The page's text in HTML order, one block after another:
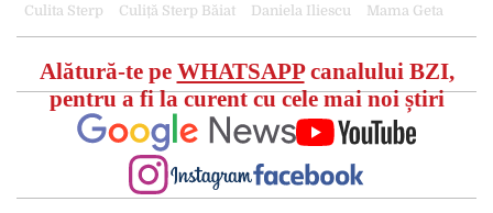
Culita Sterp Culiță Sterp Băiat Daniela Iliescu Mama Geta
Alătură-te pe WHATSAPPcanalului BZI,
pentru a fi la curent cu cele mai noi știri